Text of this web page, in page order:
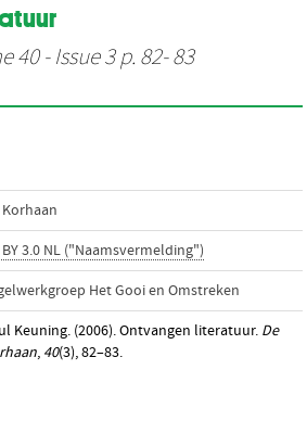
40 - Issue 3 p. 82- 83
Korhaan
BY 3.0 NL ("Naamsvermelding")
Het Gooi en Omstreken
Keuning. (2006). Ontvangen literatuur. De
, 40(3), 82–83.